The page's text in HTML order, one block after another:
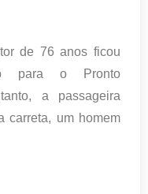
de 76 anos ficou
para o Pronto
a passageira
carreta, um homem